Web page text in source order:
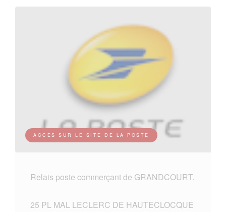
ACCES SUR LE SITE DE LA POSTE
Relais poste commerçant de GRANDCOURT.
25 PL MAL LECLERC DE HAUTECLOCQUE